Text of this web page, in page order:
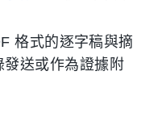
格式的逐字稿與摘
發送或作為證據附